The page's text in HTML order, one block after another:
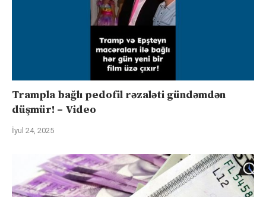
Trampla bağlı pedofil rəzaləti gündəmdən
düşmür! – Video
İyul 24, 2025